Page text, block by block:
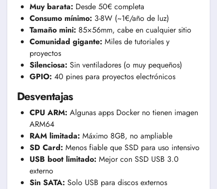
Muy barata: Desde 50€ completa
Consumo mínimo: 3-8W (~1€/año de luz)
Tamaño mini: 85×56mm, cabe en cualquier sitio
Comunidad gigante: Miles de tutoriales y
proyectos
Silenciosa: Sin ventiladores (o muy pequeños)
GPIO: 40 pines para proyectos electrónicos
Desventajas
CPU ARM: Algunas apps Docker no tienen imagen
ARM64
RAM limitada: Máximo 8GB, no ampliable
SD Card: Menos fiable que SSD para uso intensivo
USB boot limitado: Mejor con SSD USB 3.0
externo
Sin SATA: Solo USB para discos externos